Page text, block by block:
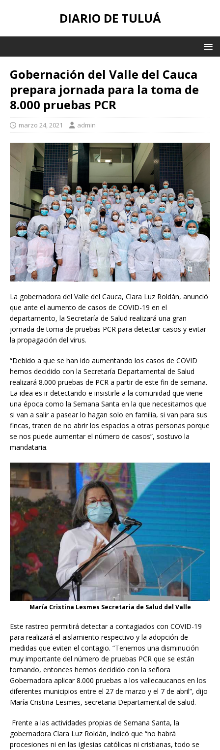
DIARIO DE TULUÁ
Gobernación del Valle del Cauca
prepara jornada para la toma de
8.000 pruebas PCR
marzo 24, 2021 admin
La gobernadora del Valle del Cauca, Clara Luz Roldán, anunció
que ante el aumento de casos de COVID-19 en el
departamento, la Secretaría de Salud realizará una gran
jornada de toma de pruebas PCR para detectar casos y evitar
la propagación del virus.
“Debido a que se han ido aumentando los casos de COVID
hemos decidido con la Secretaría Departamental de Salud
realizará 8.000 pruebas de PCR a partir de este fin de semana.
La idea es ir detectando e insistirle a la comunidad que viene
una época como la Semana Santa en la que necesitamos que
si van a salir a pasear lo hagan solo en familia, si van para sus
fincas, traten de no abrir los espacios a otras personas porque
se nos puede aumentar el número de casos”, sostuvo la
mandataria.
María Cristina Lesmes Secretaria de Salud del Valle
Este rastreo permitirá detectar a contagiados con COVID-19
para realizará el aislamiento respectivo y la adopción de
medidas que eviten el contagio. “Tenemos una disminución
muy importante del número de pruebas PCR que se están
tomando, entonces hemos decidido con la señora
Gobernadora aplicar 8.000 pruebas a los vallecaucanos en los
diferentes municipios entre el 27 de marzo y el 7 de abril”, dijo
María Cristina Lesmes, secretaria Departamental de salud.
Frente a las actividades propias de Semana Santa, la
gobernadora Clara Luz Roldán, indicó que “no habrá
procesiones ni en las iglesias católicas ni cristianas, todo se